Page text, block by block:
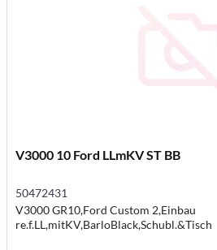
V3000 10 Ford LLmKV ST BB
50472431
V3000 GR10,Ford Custom 2,Einbau
re.f.LL,mitKV,BarloBlack,Schubl.&Tisch